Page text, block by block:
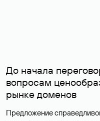
До начала
вопросам
рынке доменов
Предложение